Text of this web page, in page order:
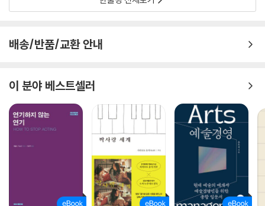
배송/반품/교환 안내
이 분야 베스트셀러